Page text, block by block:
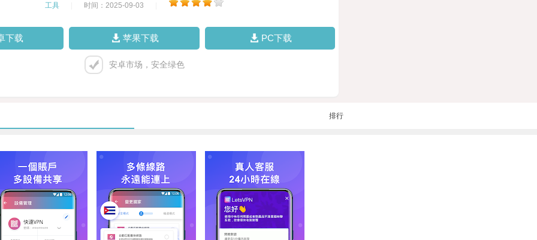
工具 时间：2025-09-03
下载 苹果下载 PC下载
安卓市场，安全绿色
排行